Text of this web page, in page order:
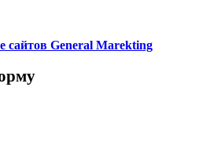
сайтов General Marekting